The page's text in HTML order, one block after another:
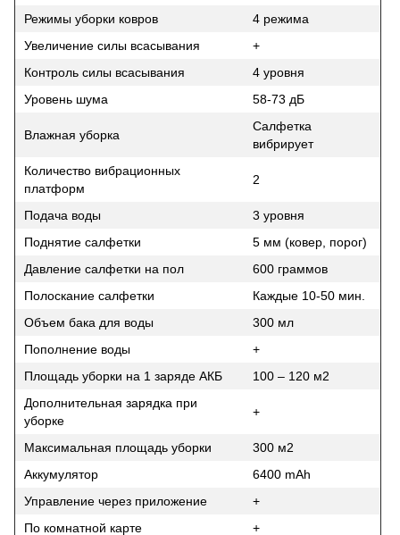
Режимы уборки ковров
4 режима
Увеличение силы всасывания
+
Контроль силы всасывания
4 уровня
Уровень шума
58-73 дБ
Влажная уборка
Салфетка
вибрирует
Количество вибрационных
платформ
2
Подача воды
3 уровня
Поднятие салфетки
5 мм (ковер, порог)
Давление салфетки на пол
600 граммов
Полоскание салфетки
Каждые 10-50 мин.
Объем бака для воды
300 мл
Пополнение воды
+
Площадь уборки на 1 заряде АКБ
100 – 120 м2
Дополнительная зарядка при
уборке
+
Максимальная площадь уборки
300 м2
Аккумулятор
6400 mAh
Управление через приложение
+
По комнатной карте
+